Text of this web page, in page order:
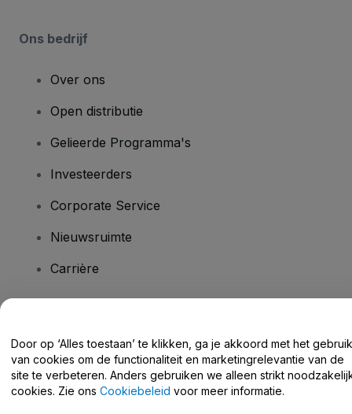
Ons bedrijf
Over ons
Open distributie
Gelieerde Programma's
Investeerders
Corporate Service
Nieuwsruimte
Carrière
Helpcentrum / Neem Contact Met Ons Op
Door op ‘Alles toestaan’ te klikken, ga je akkoord met het gebruik
van cookies om de functionaliteit en marketingrelevantie van de
site te verbeteren. Anders gebruiken we alleen strikt
cookies. Zie ons Cookiebeleid voor meer informatie.